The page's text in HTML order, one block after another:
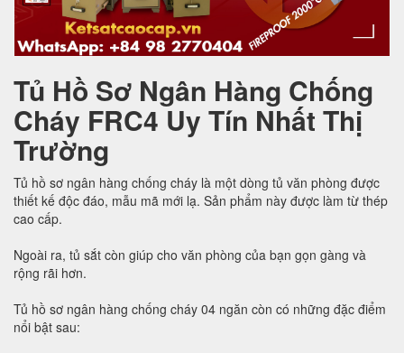
Tủ Hồ Sơ Ngân Hàng Chống
Cháy FRC4 Uy Tín Nhất Thị
Trường
Tủ hồ sơ ngân hàng chống cháy là một dòng tủ văn phòng được
thiết kế độc đáo, mẫu mã mới lạ. Sản phẩm này được làm từ thép
cao cấp.
Ngoài ra, tủ sắt còn giúp cho văn phòng của bạn gọn gàng và
rộng rãi hơn.
Tủ hồ sơ ngân hàng chống cháy 04 ngăn còn có những đặc điểm
nổi bật sau: